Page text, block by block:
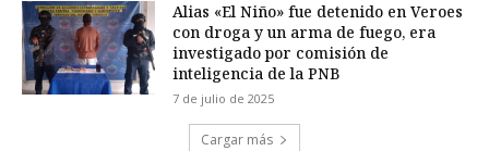
Alias «El Niño» fue detenido en Veroes
con droga y un arma de fuego, era
investigado por comisión de
inteligencia de la PNB
7 de julio de 2025
Cargar más